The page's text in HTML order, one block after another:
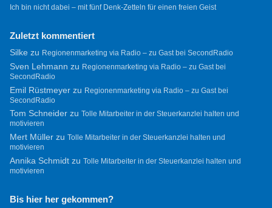
Ich bin nicht dabei – mit fünf Denk-Zetteln für einen freien Geist
Zuletzt kommentiert
Silkezu Regionenmarketing via Radio – zu Gast bei SecondRadio
Sven Lehmann zu Regionenmarketing via Radio – zu Gast bei
SecondRadio
Emil Rüstmeyerzu Regionenmarketing via Radio – zu Gast bei
SecondRadio
Tom Schneiderzu Tolle Mitarbeiter in der Steuerkanzlei halten und
motivieren
Mert Müllerzu Tolle Mitarbeiter in der Steuerkanzlei halten und
motivieren
Annika Schmidtzu Tolle Mitarbeiter in der Steuerkanzlei halten und
motivieren
Bis hier her gekommen?